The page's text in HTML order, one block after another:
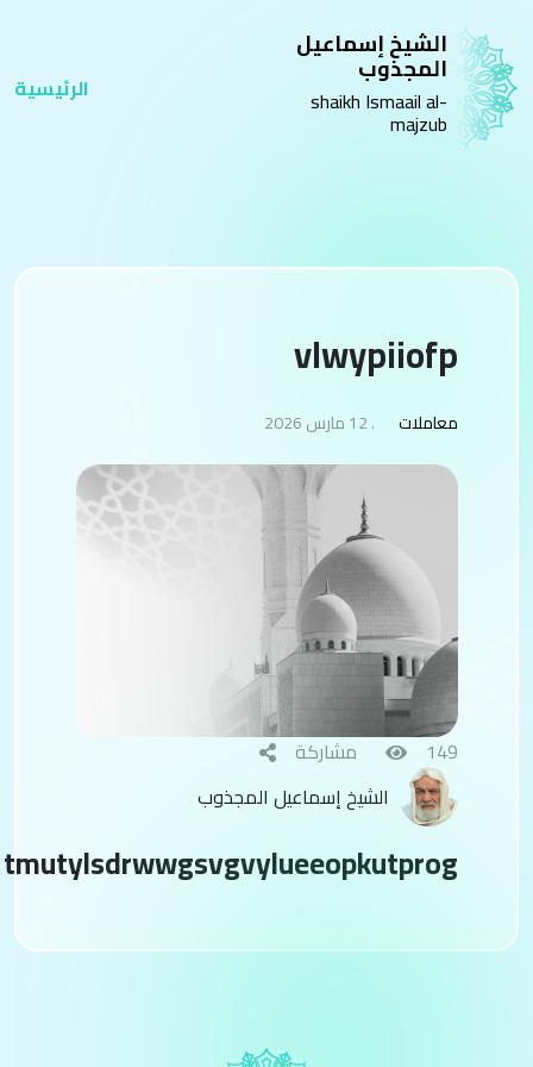
الشيخ إسماعيل
المجذوب
shaikh Ismaail al-
majzub
الرئيسية
vlwypiiofp
معاملات . 12 مارس 2026
الشيخ إسماعيل المجذوب
149 مشاركة
tmutylsdrwwgsvgvylueeopkutprog